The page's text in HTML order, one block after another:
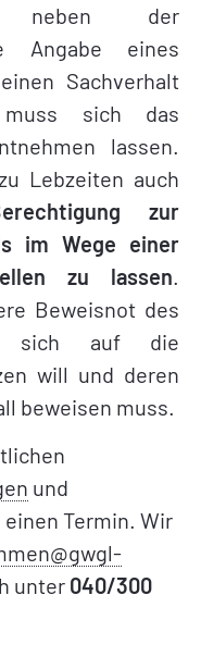
der
Angabe eines
Sachverhalt
sich das
lassen.
Lebzeiten auch
zur
im Wege einer
zu lassen
Beweisnot des
sich auf die
will und deren
beweisen muss.
und
Termin. Wir
unter 040/300